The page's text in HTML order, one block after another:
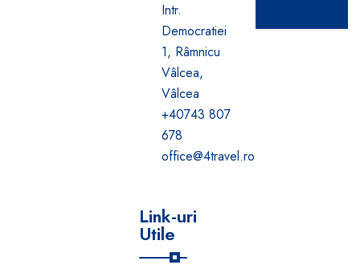
Intr.
Democratiei
1, Râmnicu
Vâlcea,
Vâlcea
+40743 807
678
office@4travel.ro
Link-uri
Utile